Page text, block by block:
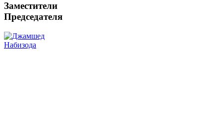
Заместители
Председателя